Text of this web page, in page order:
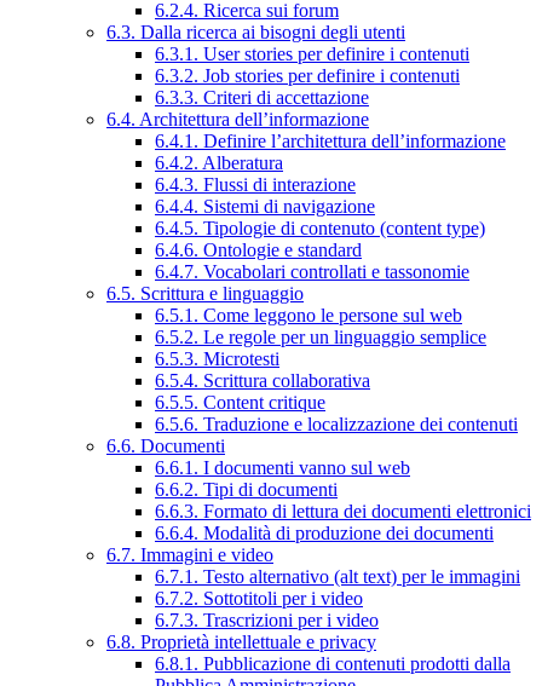
6.2.4. Ricerca sui forum
6.3. Dalla ricerca ai bisogni degli utenti
6.3.1. User stories per definire i contenuti
6.3.2. Job stories per definire i contenuti
6.3.3. Criteri di accettazione
6.4. Architettura dell’informazione
6.4.1. Definire l’architettura dell’informazione
6.4.2. Alberatura
6.4.3. Flussi di interazione
6.4.4. Sistemi di navigazione
6.4.5. Tipologie di contenuto (content type)
6.4.6. Ontologie e standard
6.4.7. Vocabolari controllati e tassonomie
6.5. Scrittura e linguaggio
6.5.1. Come leggono le persone sul web
6.5.2. Le regole per un linguaggio semplice
6.5.3. Microtesti
6.5.4. Scrittura collaborativa
6.5.5. Content critique
6.5.6. Traduzione e localizzazione dei contenuti
6.6. Documenti
6.6.1. I documenti vanno sul web
6.6.2. Tipi di documenti
6.6.3. Formato di lettura dei documenti elettronici
6.6.4. Modalità di produzione dei documenti
6.7. Immagini e video
6.7.1. Testo alternativo (alt text) per le immagini
6.7.2. Sottotitoli per i video
6.7.3. Trascrizioni per i video
6.8. Proprietà intellettuale e privacy
6.8.1. Pubblicazione di contenuti prodotti dalla